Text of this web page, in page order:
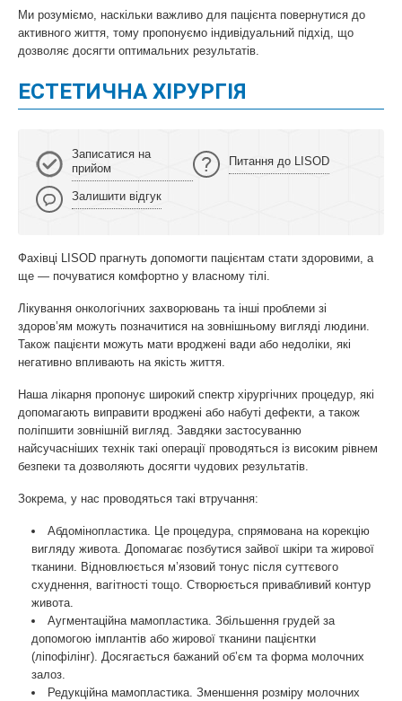
Ми розуміємо, наскільки важливо для пацієнта повернутися до
активного життя, тому пропонуємо індивідуальний підхід, що
дозволяє досягти оптимальних результатів.
ЕСТЕТИЧНА ХІРУРГІЯ
Записатися на
прийом
Питання до LISOD
Залишити відгук
Фахівці LISOD прагнуть допомогти пацієнтам стати здоровими, а
ще — почуватися комфортно у власному тілі.
Лікування онкологічних захворювань та інші проблеми зі
здоров’ям можуть позначитися на зовнішньому вигляді людини.
Також пацієнти можуть мати вроджені вади або недоліки, які
негативно впливають на якість життя.
Наша лікарня пропонує широкий спектр хірургічних процедур, які
допомагають виправити вроджені або набуті дефекти, а також
поліпшити зовнішній вигляд. Завдяки застосуванню
найсучасніших технік такі операції проводяться із високим рівнем
безпеки та дозволяють досягти чудових результатів.
Зокрема, у нас проводяться такі втручання:
Абдомінопластика. Це процедура, спрямована на корекцію
вигляду живота. Допомагає позбутися зайвої шкіри та жирової
тканини. Відновлюється м’язовий тонус після суттєвого
схуднення, вагітності тощо. Створюється привабливий контур
живота.
Аугментаційна мамопластика. Збільшення грудей за
допомогою імплантів або жирової тканини пацієнтки
(ліпофілінг). Досягається бажаний об’єм та форма молочних
залоз.
Редукційна мамопластика. Зменшення розміру молочних